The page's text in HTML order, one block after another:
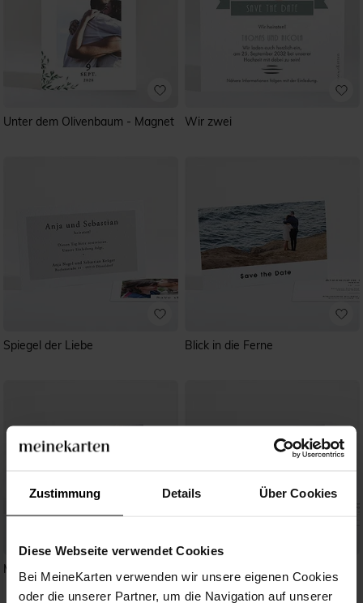
Zustimmung Details Über Cookies
Diese Webseite verwendet Cookies
Bei MeineKarten verwenden wir unsere eigenen Cookies
oder die unserer Partner, um die Navigation auf unserer
Unter dem Olivenbaum - Magnet Wir zwei
Spiegel der Liebe Blick in die Ferne
Monogramm Laub